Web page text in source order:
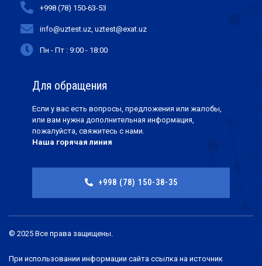
+998 (78) 150-63-53
info@uztest.uz, uztest@exat.uz
Пн - Пт : 9:00 - 18:00
Для обращения
Если у вас есть вопросы, предложения или жалобы,
или вам нужна дополнительная информация,
пожалуйста, свяжитесь с нами.
Наша горячая линия
+998 (78) 150-38-35
© 2025 Все права защищены.
При использовании информации сайта ссылка на источник